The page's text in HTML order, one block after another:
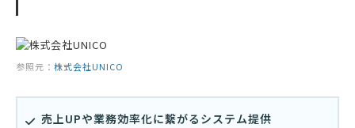
参照元： 株式会社UNICO
売上UPや業務効率化に繋がるシステム提供